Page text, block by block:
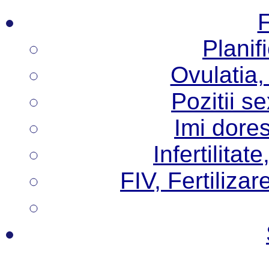
Pozitii
Imi
FIV,